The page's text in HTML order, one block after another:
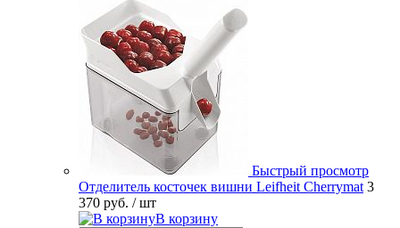
Быстрый просмотр
Отделитель косточек вишни Leifheit Cherrymat 3
370 руб. / шт
В корзину